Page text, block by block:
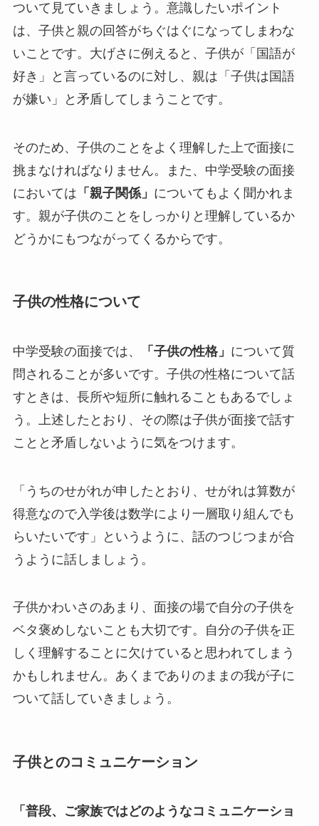
ついて見ていきましょう。意識したいポイント
は、子供と親の回答がちぐはぐになってしまわな
いことです。大げさに例えると、子供が「国語が
好き」と言っているのに対し、親は「子供は国語
が嫌い」と矛盾してしまうことです。
そのため、子供のことをよく理解した上で面接に
挑まなければなりません。また、中学受験の面接
においては 「親子関係」 についてもよく聞かれま
す。親が子供のことをしっかりと理解しているか
どうかにもつながってくるからです。
子供の性格について
中学受験の面接では、 「子供の性格」 について質
問されることが多いです。子供の性格について話
すときは、長所や短所に触れることもあるでしょ
う。上述したとおり、その際は子供が面接で話す
ことと矛盾しないように気をつけます。
「うちのせがれが申したとおり、せがれは算数が
得意なので入学後は数学により一層取り組んでも
らいたいです」というように、話のつじつまが合
うように話しましょう。
子供かわいさのあまり、面接の場で自分の子供を
ベタ褒めしないことも大切です。自分の子供を正
しく理解することに欠けていると思われてしまう
かもしれません。あくまでありのままの我が子に
ついて話していきましょう。
子供とのコミュニケーション
「普段、ご家族ではどのようなコミュニケーショ